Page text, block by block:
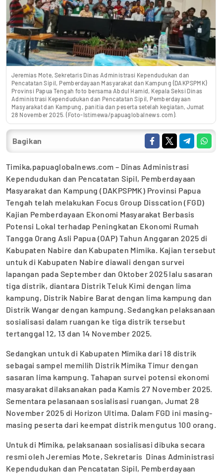
Jeremias Mote, Sekretaris Dinas Administrasi Kependudukan dan
Pencatatan Sipil, Pemberdayaan Masyarakat dan Kampung (DAKPSPMK)
Provinsi Papua Tengah foto bersama Abdul Hamid, Kepala Seksi Dinas
Administrasi Kependudukan dan Pencatatan Sipil, Pemberdayaan
Masyarakat dan Kampung, panitia dan peserta setelah kegiatan, Jumat
28 November 2025. (Foto-Istimewa/papuaglobalnews.com).
Bagikan
Timika,papuaglobalnews.com – Dinas Administrasi
Kependudukan dan Pencatatan Sipil, Pemberdayaan
Masyarakat dan Kampung (DAKPSPMK) Provinsi Papua
Tengah telah melakukan Focus Group Disscation (FGD)
Kajian Pemberdayaan Ekonomi Masyarakat Berbasis
Potensi Lokal terhadap Peningkatan Ekonomi Rumah
Tangga Orang Asli Papua (OAP) Tahun Anggaran 2025 di
Kabupaten Nabire dan Kabupaten Mimika. Kajian tersebut
untuk di Kabupaten Nabire diawali dengan survei
lapangan pada September dan Oktober 2025 lalu sasaran
tiga distrik, diantara Distrik Teluk Kimi dengan lima
kampung, Distrik Nabire Barat dengan lima kampung dan
Distrik Wangar dengan kampung. Sedangkan pelaksanaan
sosialisasi dalam ruangan ke tiga distrik tersebut
tertanggal 12, 13 dan 14 November 2025.
Sedangkan untuk di Kabupaten Mimika dari 18 distrik
sebagai sampel memilih Distrik Mimika Timur dengan
sasaran lima kampung. Tahapan survei potensi ekonomi
masyarakat dilaksanakan pada Kamis 27 November 2025.
Sementara pelasanaan sosialisasi ruangan, Jumat 28
November 2025 di Horizon Ultima. Dalam FGD ini masing-
masing peserta dari keempat distrik mengutus 100 orang.
Untuk di Mimika, pelaksanaan sosialisasi dibuka secara
resmi oleh Jeremias Mote, Sekretaris Dinas Administrasi
Kependudukan dan Pencatatan Sipil, Pemberdayaan